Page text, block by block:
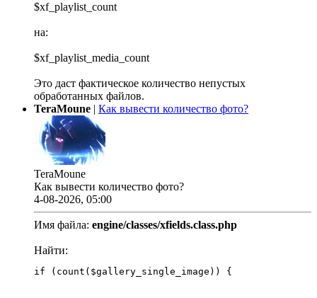
$xf_playlist_count
на:
$xf_playlist_media_count
Это даст фактическое количество непустых
обработанных файлов.
TeraMoune | Как вывести количество фото?
TeraMoune
Как вывести количество фото?
4-08-2026, 05:00
Имя файла: engine/classes/xfields.class.php
Найти:
if (count($gallery_single_image)) {